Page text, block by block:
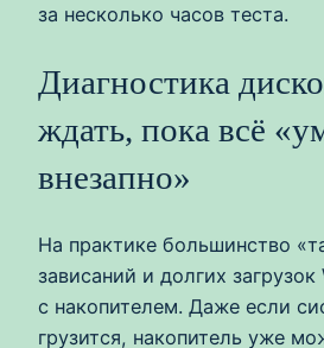
за несколько часов теста.
Диагностика
ждать, пока всё
внезапно»
На практике большинство
зависаний и долгих
с накопителем. Даже если
грузится, накопитель уже